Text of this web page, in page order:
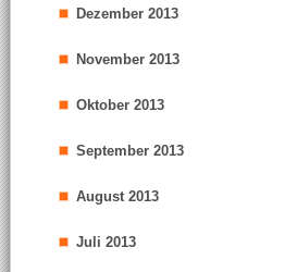
Dezember 2013
November 2013
Oktober 2013
September 2013
August 2013
Juli 2013